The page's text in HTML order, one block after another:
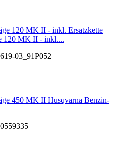
120 MK II - inkl....
03_91P052
Husqvarna Benzin-